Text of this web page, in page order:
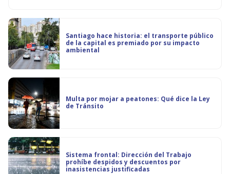
Santiago hace historia: el transporte público
de la capital es premiado por su impacto
ambiental
Multa por mojar a peatones: Qué dice la Ley
de Tránsito
Sistema frontal: Dirección del Trabajo
prohíbe despidos y descuentos por
inasistencias justificadas